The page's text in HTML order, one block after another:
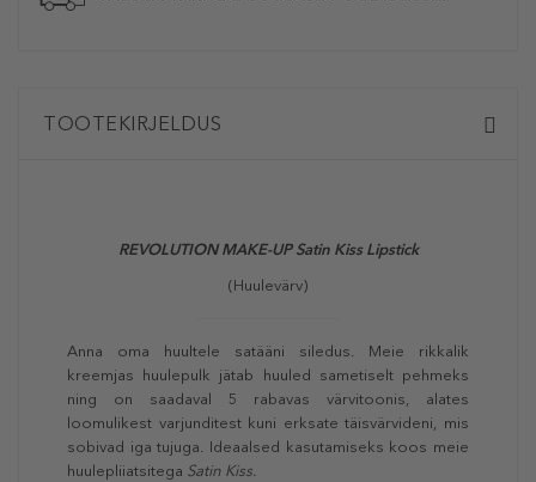
TOOTEKIRJELDUS
REVOLUTION MAKE-UPSatin Kiss Lipstick
(Huulevärv)
Anna oma huultele satääni siledus. Meie rikkalik
kreemjas huulepulk jätab huuled sametiselt pehmeks
ning on saadaval 5 rabavas värvitoonis, alates
loomulikest varjunditest kuni erksate täisvärvideni, mis
sobivad iga tujuga. Ideaalsed kasutamiseks koos meie
huulepliiatsitega Satin Kiss.